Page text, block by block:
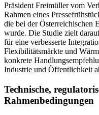
Präsident Freimüller vom
Rahmen eines
die bei der Österreichischen
wurde. Die Studie zielt
für eine verbesserte
Flexibilitätsmärkte und
konkrete
Industrie und Öffentlichkeit
Technische,
Rahmenbedingungen